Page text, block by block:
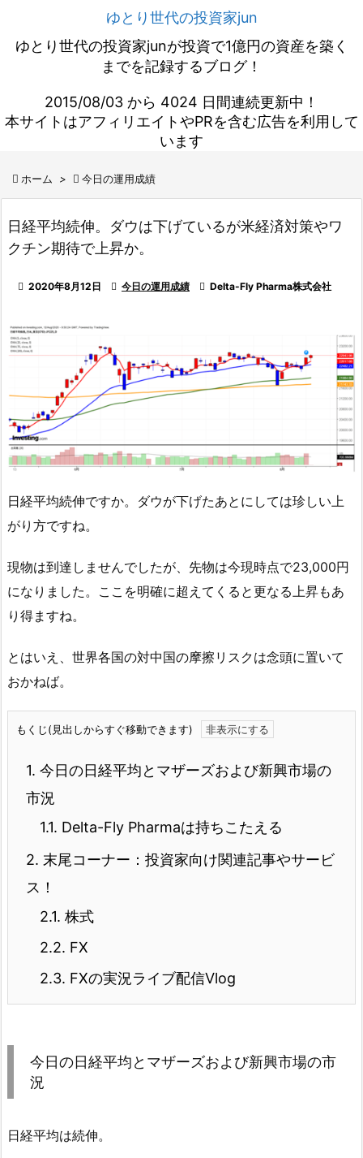
ゆとり世代の投資家jun
ゆとり世代の投資家junが投資で1億円の資産を築く
までを記録するブログ！
2015/08/03 から 4024 日間連続更新中！
本サイトはアフィリエイトやPRを含む広告を利用して
います
 ホーム >  今日の運用成績
日経平均続伸。ダウは下げているが米経済対策やワ
クチン期待で上昇か。
 2020年8月12日  今日の運用成績  Delta-Fly Pharma株式会社
日経平均続伸ですか。ダウが下げたあとにしては珍しい上
がり方ですね。
現物は到達しませんでしたが、先物は今現時点で23,000円
になりました。ここを明確に超えてくると更なる上昇もあ
り得ますね。
とはいえ、世界各国の対中国の摩擦リスクは念頭に置いて
おかねば。
もくじ(見出しからすぐ移動できます)
1. 今日の日経平均とマザーズおよび新興市場の
市況
1.1. Delta-Fly Pharmaは持ちこたえる
2. 末尾コーナー：投資家向け関連記事やサービ
ス！
2.1. 株式
2.2. FX
2.3. FXの実況ライブ配信Vlog
今日の日経平均とマザーズおよび新興市場の市
況
日経平均は続伸。